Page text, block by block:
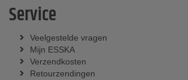
Service
Veelgestelde vragen
Mijn ESSKA
Verzendkosten
Retourzendingen